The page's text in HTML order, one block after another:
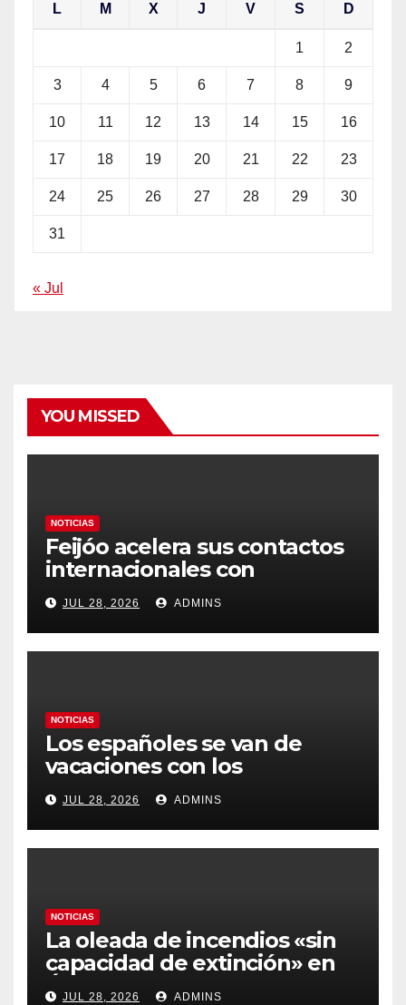
L M X J V S D
1 2
3 4 5 6 7 8 9
10 11 12 13 14 15 16
17 18 19 20 21 22 23
24 25 26 27 28 29 30
31
« Jul
YOU MISSED
NOTICIAS
Feijóo acelera sus contactos
internacionales con
Latinoamérica como socio
prioritario en su agenda de
gobierno
JUL 28, 2026 ADMINS
NOTICIAS
Los españoles se van de
vacaciones con los
carburantes hasta un 21%
más caros que el año pasado
y los hoteles disparados
JUL 28, 2026 ADMINS
NOTICIAS
La oleada de incendios «sin
capacidad de extinción» en
Ávila y al oeste de Madrid
JUL 28, 2026 ADMINS